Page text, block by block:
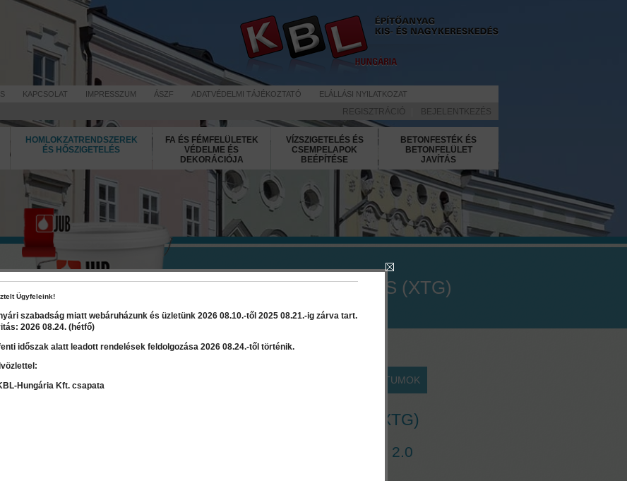
KAPCSOLAT IMPRESSZUM ÁSZF ADATVÉDELMI TÁJÉKOZTATÓ
ELÁLLÁSI NYILATKOZAT
REGISZTRÁCIÓ BEJELENTKEZÉS
HOMLOKZATRENDSZEREK
ÉS HŐSZIGETELÉS
FA ÉS FÉMFELÜLETEK
VÉDELME ÉS
DEKORÁCIÓJA
VÍZSZIGETELÉS ÉS
CSEMPELAPOK
BEÉPÍTÉSE
BETONFESTÉK ÉS
BETONFELÜLET
JAVÍTÁS
Jubizol Acryl Finish XS (XTG)
DOKUMENTUMOK
Jubizol Acryl Finish XS (XTG)
Akril simított vakolat 1.5 és 2.0
Ügyfeleink!
szabadság miatt webáruházunk és üzletünk 2026 08.10.-től 2025 08.21.-ig zárva tart.
2026 08.24. (hétfő)
időszak alatt leadott rendelések feldolgozása 2026 08.24.-től történik.
Hungária Kft. csapata